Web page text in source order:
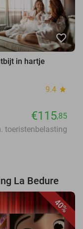
favorite_border
in hartje
9.4 star
€115,85
toeristenbelasting
La Bedure
40%